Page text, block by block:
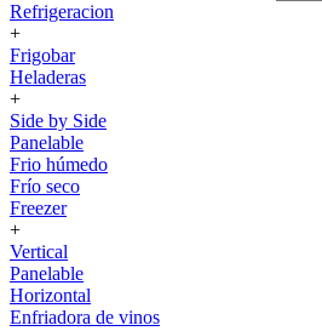
Refrigeracion
+
Frigobar
Heladeras
+
Side by Side
Panelable
Frio húmedo
Frío seco
Freezer
+
Vertical
Panelable
Horizontal
Enfriadora de vinos